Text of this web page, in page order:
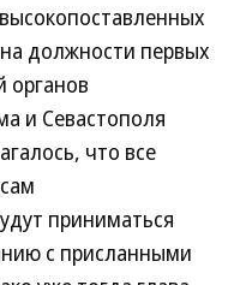
должности первых
органов
и Севастополя
что все
приниматься
с присланными